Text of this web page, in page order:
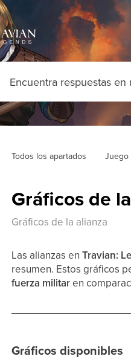
Todos los apartados Juego
Gráficos de
Gráficos de la alianza
Las alianzas enTravian:
resumen. Estos gráficos
fuerza militaren
Gráficos disponibles